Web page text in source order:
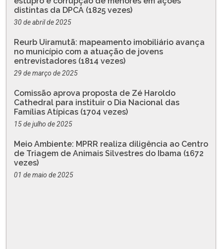
distintas da DPCA (1825 vezes)
30 de abril de 2025
Reurb Uiramutã: mapeamento imobiliário avança
no município com a atuação de jovens
entrevistadores (1814 vezes)
29 de março de 2025
Comissão aprova proposta de Zé Haroldo
Cathedral para instituir o Dia Nacional das
Famílias Atípicas (1704 vezes)
15 de julho de 2025
Meio Ambiente: MPRR realiza diligência ao Centro
de Triagem de Animais Silvestres do Ibama (1672
vezes)
01 de maio de 2025